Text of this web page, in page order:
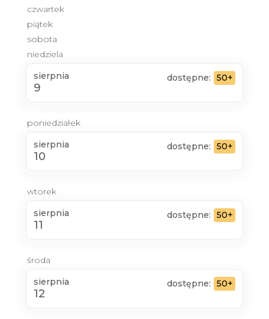
czwartek
piątek
sobota
niedziela
sierpnia
9
dostępne: 50+
poniedziałek
sierpnia
10
dostępne: 50+
wtorek
sierpnia
11
dostępne: 50+
środa
sierpnia
12
dostępne: 50+